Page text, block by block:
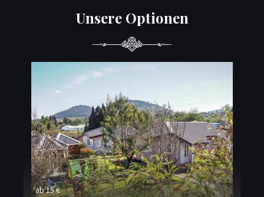
Unsere Optionen
ab 15 €